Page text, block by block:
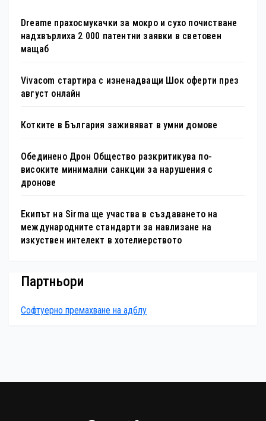
Dreame прахосмукачки за мокро и сухо почистване
надхвърлиха 2 000 патентни заявки в световен
мащаб
Vivacom стартира с изненадващи Шок оферти през
август онлайн
Котките в България заживяват в умни домове
Обединено Дрон Общество разкритикува по-
високите минимални санкции за нарушения с
дронове
Екипът на Sirma ще участва в създаването на
международните стандарти за навлизане на
изкуствен интелект в хотелиерството
Партньори
Софтуерно премахване на адблу